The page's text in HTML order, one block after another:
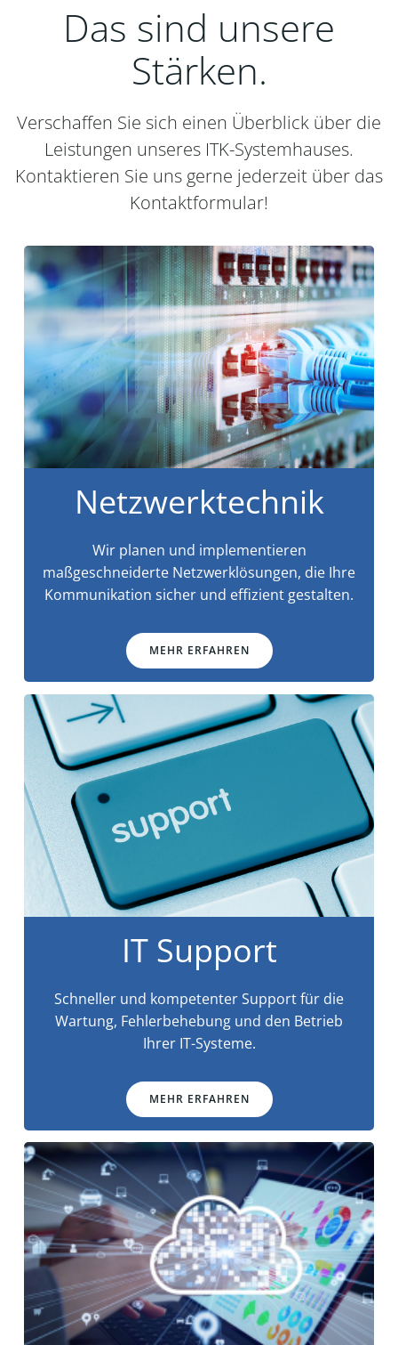
Das sind unsere
Stärken.
Verschaffen Sie sich einen Überblick über die
Leistungen unseres ITK-Systemhauses.
Kontaktieren Sie uns gerne jederzeit über das
Kontaktformular!
Netzwerktechnik
Wir planen und implementieren
maßgeschneiderte Netzwerklösungen, die Ihre
Kommunikation sicher und effizient gestalten.
MEHR ERFAHREN
IT Support
Schneller und kompetenter Support für die
Wartung, Fehlerbehebung und den Betrieb
Ihrer IT-Systeme.
MEHR ERFAHREN